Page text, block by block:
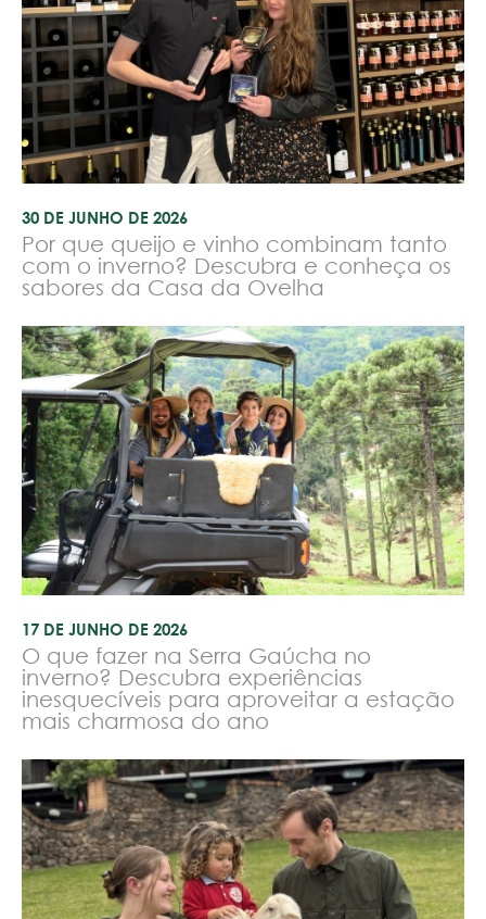
30 DE JUNHO DE 2026
Por que queijo e vinho combinam tanto
com o inverno? Descubra e conheça os
sabores da Casa da Ovelha
17 DE JUNHO DE 2026
O que fazer na Serra Gaúcha no
inverno? Descubra experiências
inesquecíveis para aproveitar a estação
mais charmosa do ano